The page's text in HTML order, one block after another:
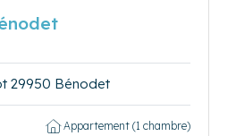
29950 Bénodet
Appartement (1 chambre)